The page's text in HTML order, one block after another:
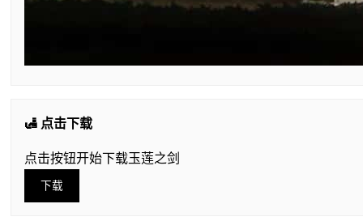
🛃 点击下载
点击按钮开始下载玉莲之剑
下载